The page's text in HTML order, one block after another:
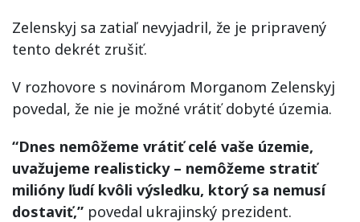
Zelenskyj sa zatiaľ nevyjadril, že je pripravený
tento dekrét zrušiť.
V rozhovore s novinárom Morganom Zelenskyj
povedal, že nie je možné vrátiť dobyté územia.
“Dnes nemôžeme vrátiť celé vaše územie,
uvažujeme realisticky – nemôžeme stratiť
milióny ľudí kvôli výsledku, ktorý sa nemusí
dostaviť,” povedal ukrajinský prezident.